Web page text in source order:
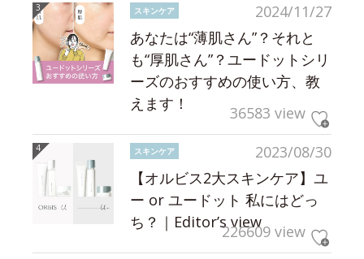
2024/11/27
スキンケア
あなたは“薄肌さん”？それと
も“厚肌さん”？ユードットシリ
ーズのおすすめの使い方、教
えます！
36583 view
2023/08/30
スキンケア
【オルビス2大スキンケア】ユ
ー or ユードット 私にはどっ
ち？｜Editor’s view226609 view